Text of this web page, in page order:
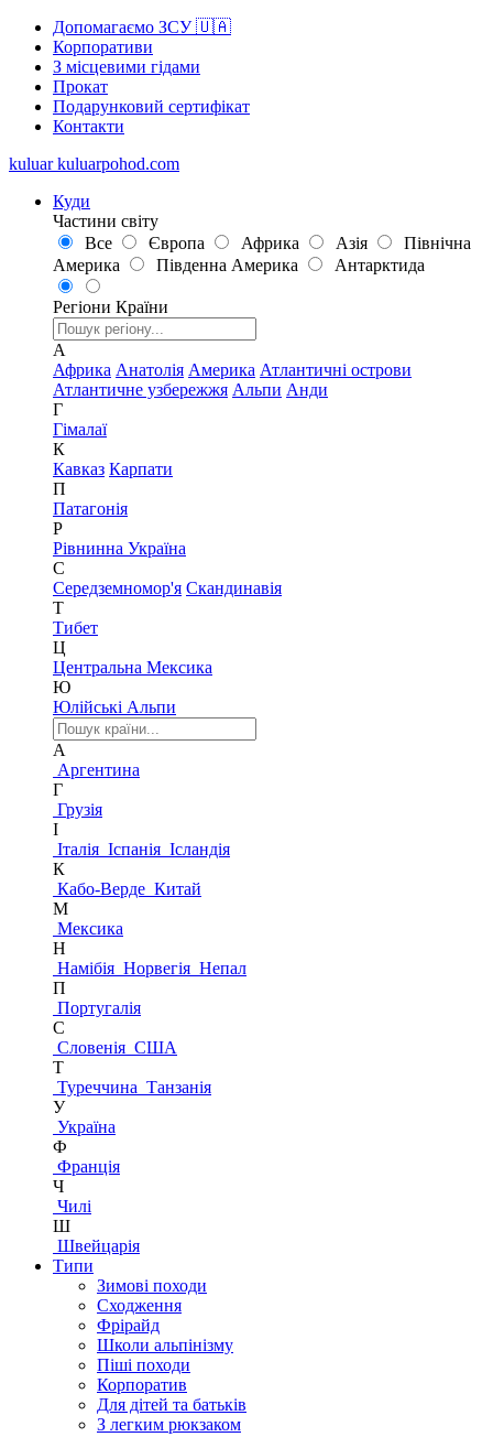
Допомагаємо ЗСУ 🇺🇦
Корпоративи
З місцевими гідами
Прокат
Подарунковий сертифікат
Контакти
kuluar kuluarpohod.com
Куди
Частини світу
Все
Європа Африка Азія
Північна
Америка
Південна Америка Антарктида
Регіони Країни
А
Африка Анатолія Америка Атлантичні острови
Атлантичне узбережжя Альпи Анди
Г
Гімалаї
К
Кавказ Карпати
П
Патагонія
Р
Рівнинна Україна
С
Середземномор'я Скандинавія
Т
Тибет
Ц
Центральна Мексика
Ю
Юлійські Альпи
А
Аргентина
Г
Грузія
І
Італія Іспанія Ісландія
К
Кабо-Верде Китай
М
Мексика
Н
Намібія Норвегія Непал
П
Португалія
С
Словенія США
Т
Туреччина Танзанія
У
Україна
Ф
Франція
Ч
Чилі
Ш
Швейцарія
Типи
Зимові походи
Сходження
Фрірайд
Школи альпінізму
Піші походи
Корпоратив
Для дітей та батьків
З легким рюкзаком